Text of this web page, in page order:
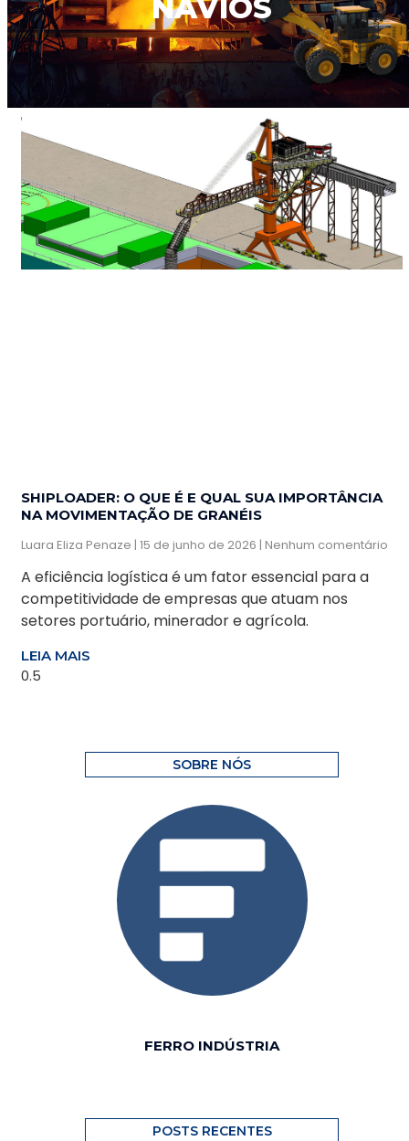
NAVIOS
SHIPLOADER: O QUE É E QUAL SUA IMPORTÂNCIA
NA MOVIMENTAÇÃO DE GRANÉIS
Luara Eliza Penaze 15 de junho de 2026 Nenhum comentário
A eficiência logística é um fator essencial para a
competitividade de empresas que atuam nos
setores portuário, minerador e agrícola.
LEIA MAIS
SOBRE NÓS
FERRO INDÚSTRIA
POSTS RECENTES